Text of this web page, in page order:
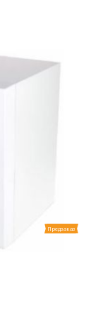
Предзаказ